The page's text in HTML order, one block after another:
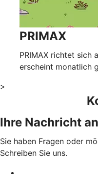
PRIMAX
PRIMAX richtet sich
erscheint monatlich
>
Ihre Nachricht
Sie haben Fragen oder
Schreiben Sie uns.